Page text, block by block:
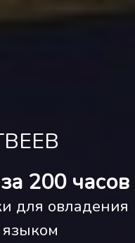
200 часов
для овладения